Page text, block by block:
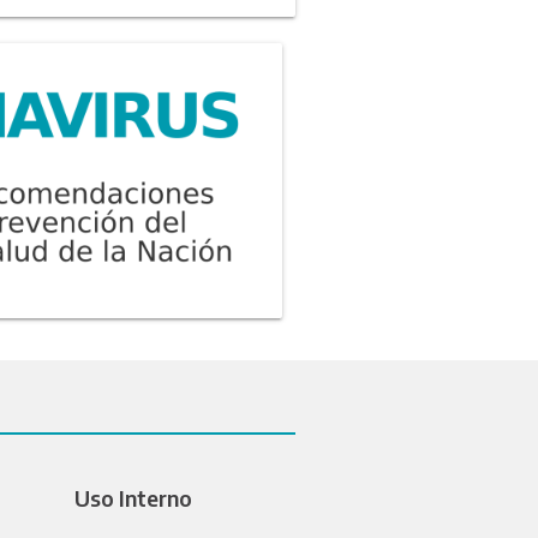
Uso Interno